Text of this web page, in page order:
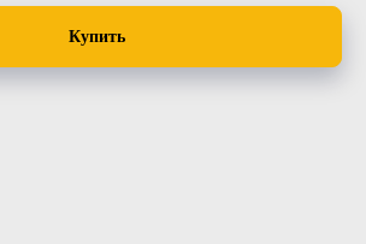
Купить